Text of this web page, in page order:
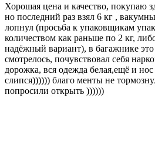
Хорошая цена и качество, покупаю
но последний раз взял 6 кг ,
лопнул (просьба к упаковщикам
количеством как раньше по 2 кг,
надёжный вариант), в багажнике
смотрелось, почувствовал себя
дорожка, вся одежда белая,ещё и нос
слипся)))))) благо менты не
попросили открыть ))))))